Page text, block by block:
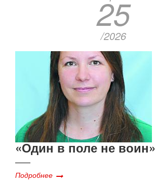
25
/2026
«Один в поле не воин»
Подробнее